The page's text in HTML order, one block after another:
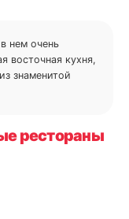
нем очень
восточная кухня,
знаменитой
рестораны